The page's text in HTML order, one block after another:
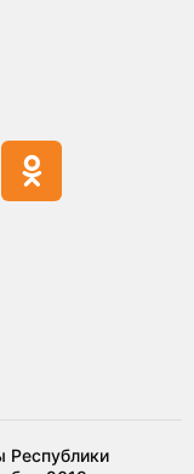
Республики